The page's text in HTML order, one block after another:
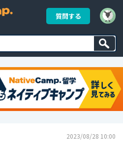
質問する
2023/08/28 10:00